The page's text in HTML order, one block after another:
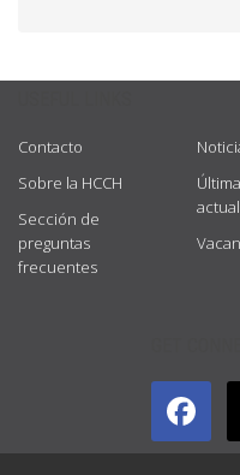
Contacto
Sobre la HCCH
Sección de
preguntas
frecuentes